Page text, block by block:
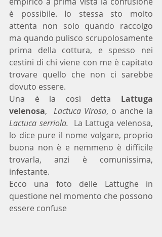
è possibile. Io stessa sto molto
attenta non solo quando raccolgo
ma quando pulisco scrupolosamente
prima della cottura, e spesso nei
cestini di chi viene con me è capitato
trovare quello che non ci sarebbe
dovuto essere.
Una è la così detta Lattuga
velenosa, Lactuca Virosa
Lactuca serriola. La Lattuga velenosa,
lo dice pure il nome volgare, proprio
buona non è e nemmeno è difficile
trovarla, anzi è comunissima,
infestante.
Ecco una foto delle Lattughe in
questione nel momento che possono
essere confuse